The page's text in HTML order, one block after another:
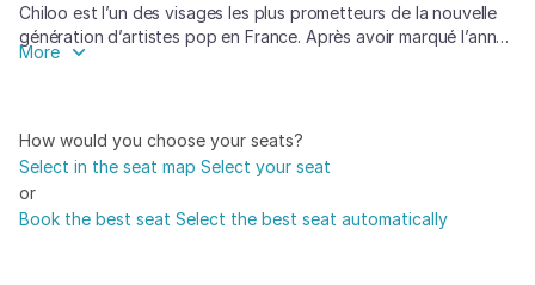
Chiloo]
du
Val
Val
Chiloo est l’un des visages les plus prometteurs de la nouvelle
génération d’artistes pop en France. Après avoir marqué l’année
2023 avec une double nomination aux NRJ Music Awards avec
fois intime, lumineux et sincère. Ce nouvel opus raconte une
traversée : celle d’un coeur qui se reconstruit, d’un esprit qui
retrouve la paix et d’un artiste qui s’affirme. Il retrouvera son
public sur scène à partir du printemps 26.
More
How would you choose your seats?
Select in the seat map Select your seat
or
Book the best seat Select the best seat automatically